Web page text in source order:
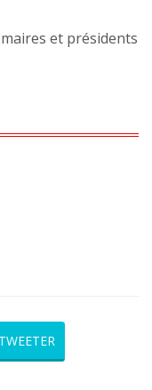
et présidents
TWEETER